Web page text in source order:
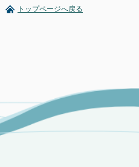
トップページへ戻る